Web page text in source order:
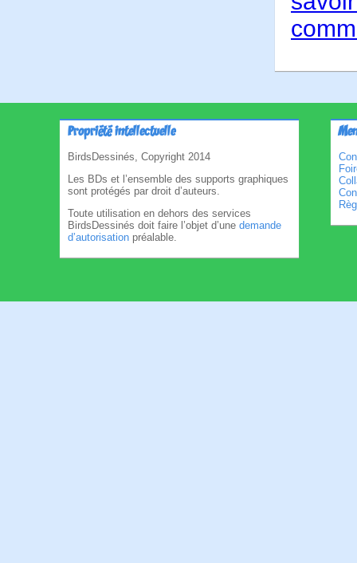
Propriété intellectuelle
BirdsDessinés, Copyright 2014
Les BDs et l’ensemble des supports graphiques
sont protégés par droit d’auteurs.
Toute utilisation en dehors des services
BirdsDessinés doit faire l’objet d’une demande
d’autorisation préalable.